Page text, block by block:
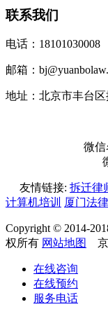
联系我们
电话：18101030008
邮箱：
地址：北京市丰台
微
友情链接: 拆迁律
计算机培训 厦门法
Copyright © 2014-
权所有 网站地图 京
在线咨询
在线预约
服务电话